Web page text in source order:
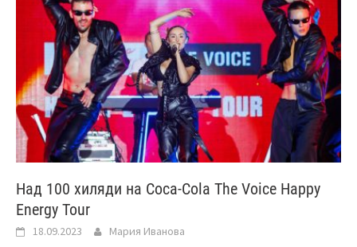
Над 100 хиляди на Coca-Cola The Voice Happy
Energy Tour
18.09.2023 Мария Иванова